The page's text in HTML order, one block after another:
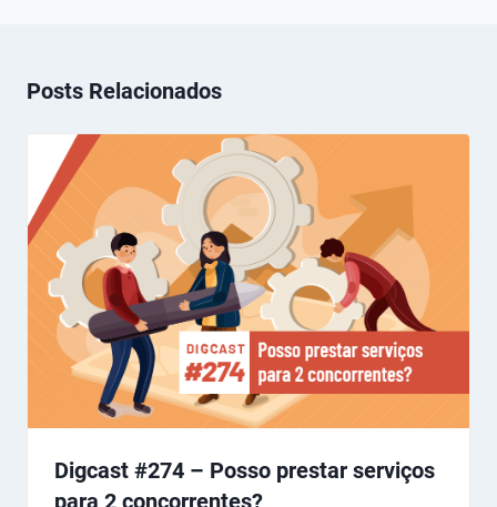
Posts Relacionados
Digcast #274 – Posso prestar serviços
para 2 concorrentes?